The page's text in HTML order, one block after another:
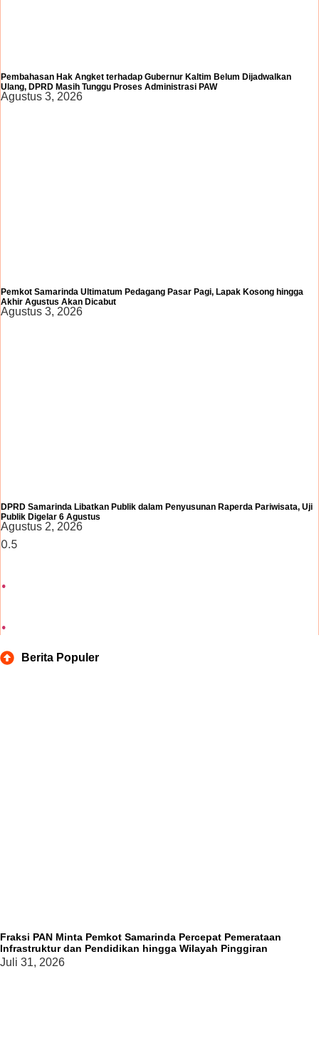
Pembahasan Hak Angket terhadap Gubernur Kaltim Belum Dijadwalkan
Ulang, DPRD Masih Tunggu Proses Administrasi PAW
Agustus 3, 2026
Pemkot Samarinda Ultimatum Pedagang Pasar Pagi, Lapak Kosong hingga
Akhir Agustus Akan Dicabut
Agustus 3, 2026
DPRD Samarinda Libatkan Publik dalam Penyusunan Raperda Pariwisata, Uji
Publik Digelar 6 Agustus
Agustus 2, 2026
.
.
Berita Populer
Fraksi PAN Minta Pemkot Samarinda Percepat Pemerataan
Infrastruktur dan Pendidikan hingga Wilayah Pinggiran
Juli 31, 2026